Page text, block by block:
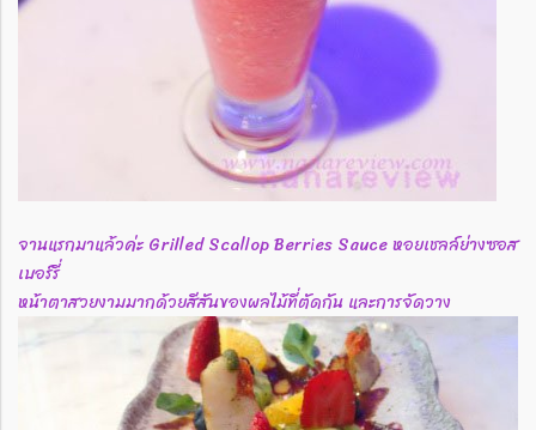
จานแรกมาแล้วค่ะ Grilled Scallop Berries Sauce หอยเชลล์ย่างซอส
เบอร์รี่
หน้าตาสวยงามมากด้วยสีสันของผลไม้ที่ตัดกัน และการจัดวาง